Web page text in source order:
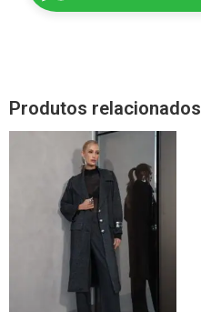
Produtos relacionados
Este
produto
tem
várias
podem
ser